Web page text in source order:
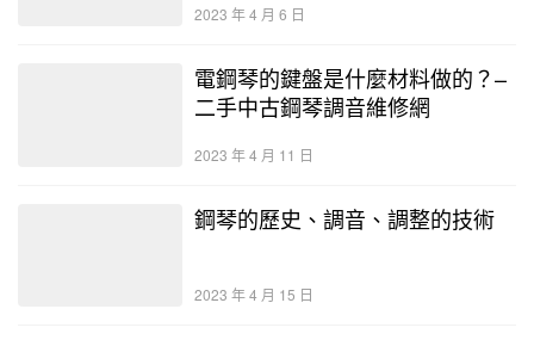
2023 年 4 月 6 日
電鋼琴的鍵盤是什麼材料做的？–
二手中古鋼琴調音維修網
2023 年 4 月 11 日
鋼琴的歷史、調音、調整的技術
2023 年 4 月 15 日